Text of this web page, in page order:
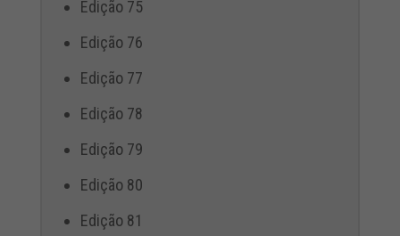
Edição 75
Edição 76
Edição 77
Edição 78
Edição 79
Edição 80
Edição 81